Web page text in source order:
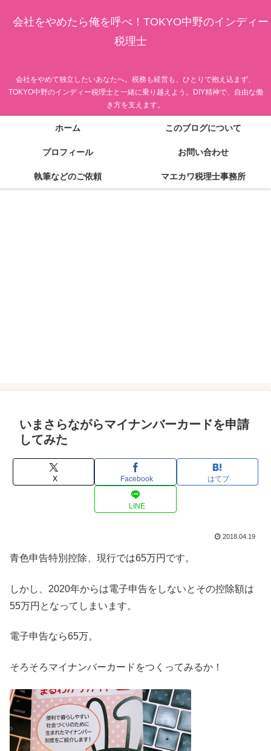
会社をやめたら俺を呼べ！TOKYO中野のインディー
税理士
会社をやめて独立したいあなたへ。税務も経営も、ひとりで抱え込まず、
TOKYO中野のインディー税理士と一緒に乗り越えよう。DIY精神で、自由な働
き方を支えます。
ホーム このブログについて
プロフィール お問い合わせ
執筆などのご依頼 マエカワ税理士事務所
いまさらながらマイナンバーカードを申請
してみた
X Facebook はてブ
LINE
2018.04.19
青色申告特別控除、現行では65万円です。
しかし、2020年からは電子申告をしないとその控除額は
55万円となってしまいます。
電子申告なら65万。
そろそろマイナンバーカードをつくってみるか！